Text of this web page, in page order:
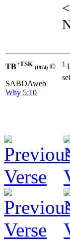
<
TB+TSK (1974) ©
SABDAweb
Why 5:10
1